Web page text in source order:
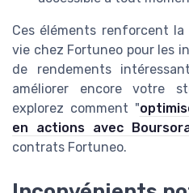
Ces éléments renforcent
vie chez Fortuneo pour les
de rendements
améliorer encore votre
explorez comment "
en actions avec
contrats Fortuneo.